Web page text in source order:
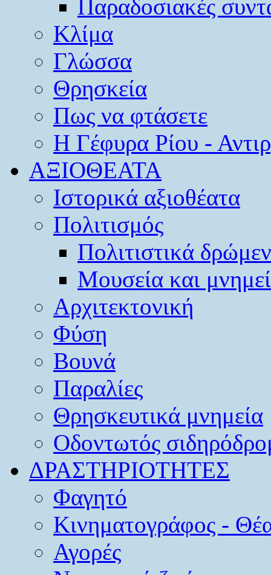
Παραδοσιακές
Κλίμα
Γλώσσα
Θρησκεία
Πως να φτάσετε
Η Γέφυρα Ρίου -
ΑΞΙΟΘΕΑΤΑ
Ιστορικά αξιοθέατα
Πολιτισμός
Πολιτιστικά
Μουσεία και
Αρχιτεκτονική
Φύση
Βουνά
Παραλίες
Θρησκευτικά μνημεία
Οδοντωτός
ΔΡΑΣΤΗΡΙΟΤΗΤΕΣ
Φαγητό
Κινηματογράφος -
Αγορές